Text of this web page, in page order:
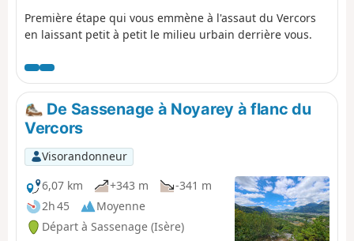
Première étape qui vous emmène à l'assaut du Vercors
en laissant petit à petit le milieu urbain derrière vous.
De Sassenage à Noyarey à flanc du
Vercors
Visorandonneur
6,07 km
+343 m
-341 m
2h 45
Moyenne
Départ à Sassenage (Isère)